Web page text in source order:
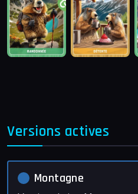
Versions actives
Montagne